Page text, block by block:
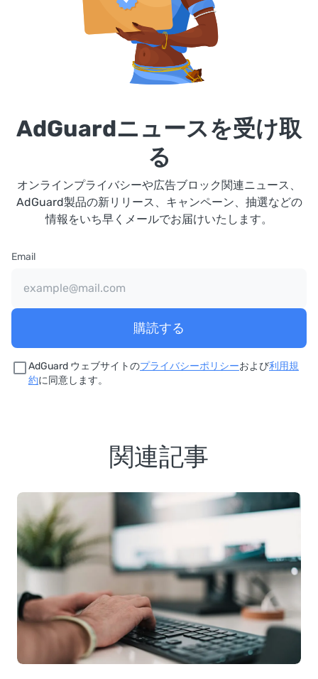
AdGuardニュースを受け取
る
オンラインプライバシーや広告ブロック関連ニュース、
AdGuard製品の新リリース、キャンペーン、抽選などの
情報をいち早くメールでお届けいたします。
Email
購読する
AdGuard ウェブサイトのプライバシーポリシーおよび利用規
約に同意します。
関連記事